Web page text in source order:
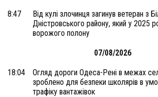
8:47
Від кулі злочинця загинув ветеран з
Дністровського району, який у 2025
ворожого полону
07/08/2026
18:04
Огляд дороги Одеса-Рені в межах
зроблено для безпеки школярів в
трафіку вантажівок